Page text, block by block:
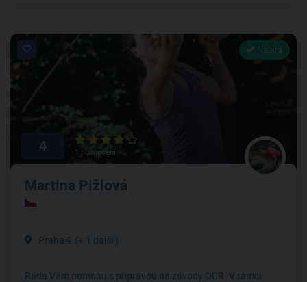
Nabírá
4 1 hodnocení
Martina Pižlová
Praha 9 (+ 1 další )
Ráda Vám pomohu s přípravou na závody OCR. V rámci